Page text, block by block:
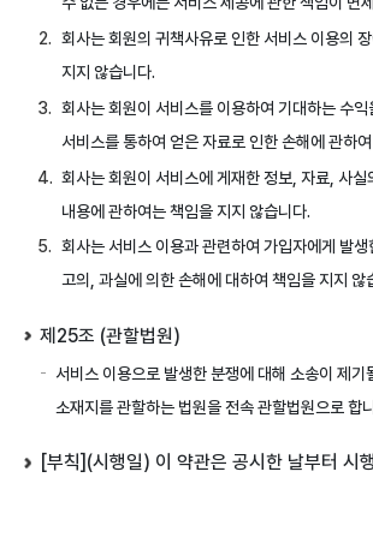
회사는 회원의 귀책사유로 인한 서비스 이용의
지지 않습니다.
회사는 회원이 서비스를 이용하여 기대하는 수
서비스를 통하여 얻은 자료로 인한 손해에 관하
회사는 회원이 서비스에 게재한 정보, 자료, 사실
내용에 관하여는 책임을 지지 않습니다.
회사는 서비스 이용과 관련하여 가입자에게 발생
고의, 과실에 의한 손해에 대하여 책임을 지지 않
제25조 (관할법원)
서비스 이용으로 발생한 분쟁에 대해 소송이 제기
소재지를 관할하는 법원을 전속 관할법원으로 합
[부칙](시행일) 이 약관은 공시한 날부터 시